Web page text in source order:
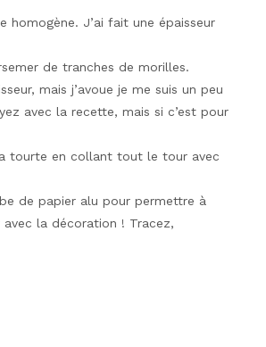
J’ai fait une épaisseur
de tranches de morilles.
mais j’avoue je me suis un peu
avec la recette, mais si c’est pour
tourte en collant tout le tour avec
de papier alu pour permettre à
avec la décoration ! Tracez,